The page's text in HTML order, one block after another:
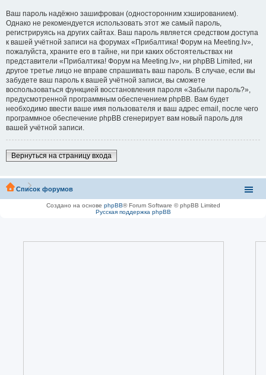
Ваш пароль надёжно зашифрован (односторонним хэшированием).
Однако не рекомендуется использовать этот же самый пароль,
регистрируясь на других сайтах. Ваш пароль является средством доступа
к вашей учётной записи на форумах «Прибалтика! Форум на Meeting.lv»,
пожалуйста, храните его в тайне, ни при каких обстоятельствах ни
представители «Прибалтика! Форум на Meeting.lv», ни phpBB Limited, ни
другое третье лицо не вправе спрашивать ваш пароль. В случае, если вы
забудете ваш пароль к вашей учётной записи, вы сможете
воспользоваться функцией восстановления пароля «Забыли пароль?»,
предусмотренной программным обеспечением phpBB. Вам будет
необходимо ввести ваше имя пользователя и ваш адрес email, после чего
программное обеспечение phpBB сгенерирует вам новый пароль для
вашей учётной записи.
Вернуться на страницу входа
Список форумов
Создано на основе phpBB® Forum Software © phpBB Limited
Русская поддержка phpBB